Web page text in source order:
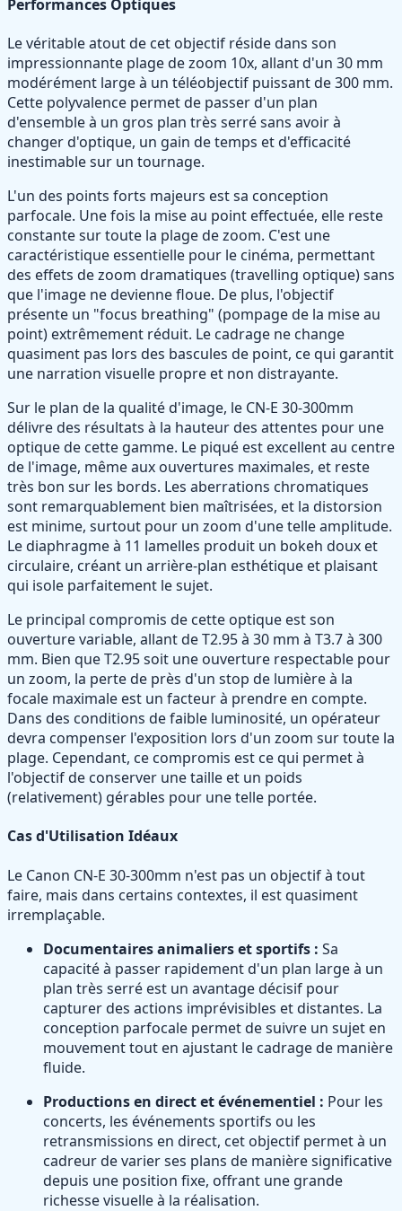
Performances Optiques
Le véritable atout de cet objectif réside dans son
impressionnante plage de zoom 10x, allant d'un 30 mm
modérément large à un téléobjectif puissant de 300 mm.
Cette polyvalence permet de passer d'un plan
d'ensemble à un gros plan très serré sans avoir à
changer d'optique, un gain de temps et d'efficacité
inestimable sur un tournage.
L'un des points forts majeurs est sa conception
parfocale. Une fois la mise au point effectuée, elle reste
constante sur toute la plage de zoom. C'est une
caractéristique essentielle pour le cinéma, permettant
des effets de zoom dramatiques (travelling optique) sans
que l'image ne devienne floue. De plus, l'objectif
présente un "focus breathing" (pompage de la mise au
point) extrêmement réduit. Le cadrage ne change
quasiment pas lors des bascules de point, ce qui garantit
une narration visuelle propre et non distrayante.
Sur le plan de la qualité d'image, le CN-E 30-300mm
délivre des résultats à la hauteur des attentes pour une
optique de cette gamme. Le piqué est excellent au centre
de l'image, même aux ouvertures maximales, et reste
très bon sur les bords. Les aberrations chromatiques
sont remarquablement bien maîtrisées, et la distorsion
est minime, surtout pour un zoom d'une telle amplitude.
Le diaphragme à 11 lamelles produit un bokeh doux et
circulaire, créant un arrière-plan esthétique et plaisant
qui isole parfaitement le sujet.
Le principal compromis de cette optique est son
ouverture variable, allant de T2.95 à 30 mm à T3.7 à 300
mm. Bien que T2.95 soit une ouverture respectable pour
un zoom, la perte de près d'un stop de lumière à la
focale maximale est un facteur à prendre en compte.
Dans des conditions de faible luminosité, un opérateur
devra compenser l'exposition lors d'un zoom sur toute la
plage. Cependant, ce compromis est ce qui permet à
l'objectif de conserver une taille et un poids
(relativement) gérables pour une telle portée.
Cas d'Utilisation Idéaux
Le Canon CN-E 30-300mm n'est pas un objectif à tout
faire, mais dans certains contextes, il est quasiment
irremplaçable.
Documentaires animaliers et sportifs : Sa
capacité à passer rapidement d'un plan large à un
plan très serré est un avantage décisif pour
capturer des actions imprévisibles et distantes. La
conception parfocale permet de suivre un sujet en
mouvement tout en ajustant le cadrage de manière
fluide.
Productions en direct et événementiel : Pour les
concerts, les événements sportifs ou les
retransmissions en direct, cet objectif permet à un
cadreur de varier ses plans de manière significative
depuis une position fixe, offrant une grande
richesse visuelle à la réalisation.